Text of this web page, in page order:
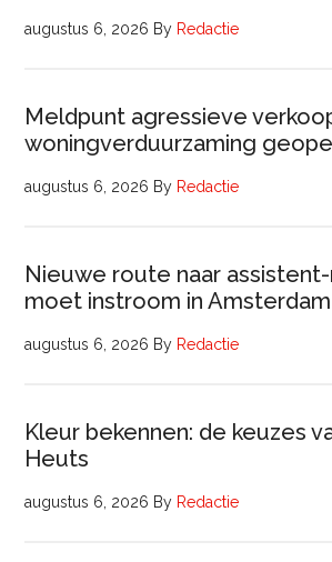
augustus 6, 2026 By Redactie
Meldpunt agressieve
woningverduurzaming
augustus 6, 2026 By Redactie
Nieuwe route naar
moet instroom in
augustus 6, 2026 By Redactie
Kleur bekennen: de keuzes
Heuts
augustus 6, 2026 By Redactie